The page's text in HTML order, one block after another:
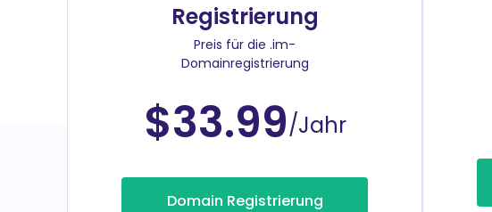
Registrierung
Preis für die .im-
Domainregistrierung
$33.99/Jahr
Domain Registrierung